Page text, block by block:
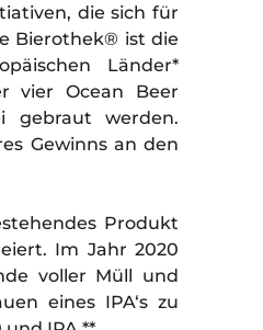
die sich für
Bierothek® ist die
Länder*
vier Ocean Beer
gebraut werden.
Gewinns an den
Produkt
Im Jahr 2020
voller Müll und
eines IPA‘s zu